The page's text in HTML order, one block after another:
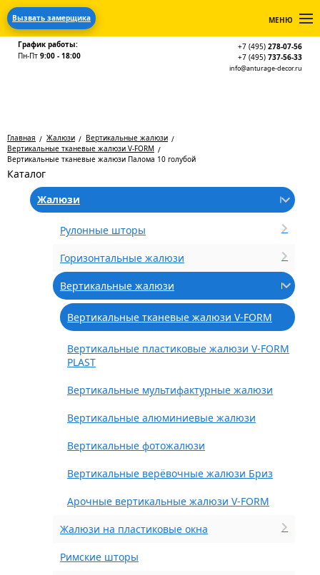
Вызвать замерщика МЕНЮ
График работы:
Пн-Пт 9:00 - 18:00
+7 (495) 278-07-56
+7 (495) 737-56-33
info@anturage-decor.ru
Главная Жалюзи
Вертикальные жалюзи
Вертикальные тканевые жалюзи V-FORM
Вертикальные тканевые жалюзи Палома 10 голубой
Каталог
Жалюзи
Рулонные шторы
Горизонтальные жалюзи
Вертикальные жалюзи
Вертикальные тканевые жалюзи V-FORM
Вертикальные пластиковые жалюзи V-FORM
PLAST
Вертикальные мультифактурные жалюзи
Вертикальные алюминиевые жалюзи
Вертикальные фотожалюзи
Вертикальные верёвочные жалюзи Бриз
Арочные вертикальные жалюзи V-FORM
Жалюзи на пластиковые окна
Римские шторы